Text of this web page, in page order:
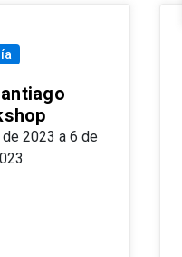
2023 a 6 de